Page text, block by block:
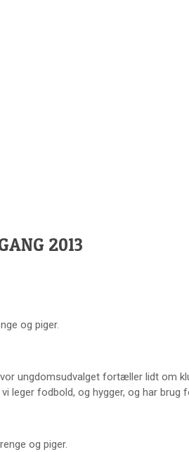
2013
og piger.
ungdomsudvalget fortæller lidt om
fodbold, og hygger, og har brug
og piger.